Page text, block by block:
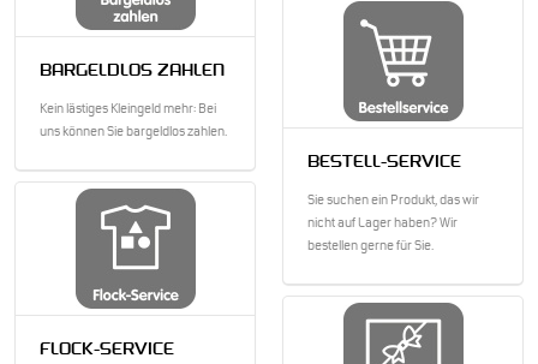
BARGELDLOS ZAHLEN
Kein lästiges Kleingeld mehr: Bei
uns können Sie bargeldlos zahlen.
BESTELL-SERVICE
Sie suchen ein Produkt, das wir
nicht auf Lager haben? Wir
bestellen gerne für Sie.
FLOCK-SERVICE